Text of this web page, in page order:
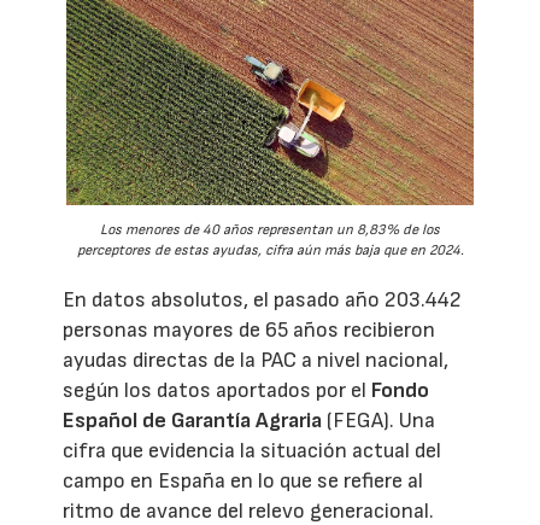
Los menores de 40 años representan un 8,83% de los
perceptores de estas ayudas, cifra aún más baja que en 2024.
En datos absolutos, el pasado año 203.442
personas mayores de 65 años recibieron
ayudas directas de la PAC a nivel nacional,
según los datos aportados por el Fondo
Español de Garantía Agraria (FEGA). Una
cifra que evidencia la situación actual del
campo en España en lo que se refiere al
ritmo de avance del relevo generacional.